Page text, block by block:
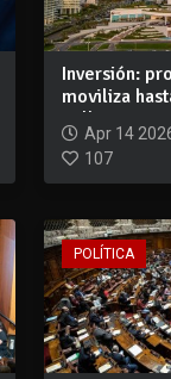
Inversión:
moviliza
millones...
Apr 14
107
POLÍTICA